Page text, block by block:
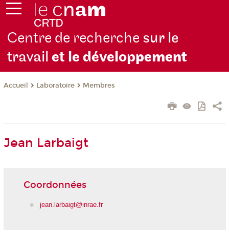
Centre de recherche sur le
travailet le développement
Accueil Laboratoire Membres
Jean Larbaigt
Coordonnées
jean.larbaigt@inrae.fr